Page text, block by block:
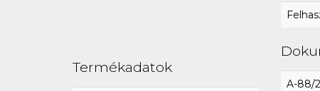
A-88/
Termékadatok